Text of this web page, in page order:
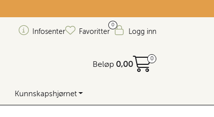
Infosenter
0
Favoritter Logg inn
Beløp 0,00
0
Kunnskapshjørnet